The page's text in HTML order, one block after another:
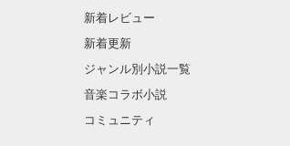
新着レビュー
新着更新
ジャンル別小説一覧
音楽コラボ小説
コミュニティ